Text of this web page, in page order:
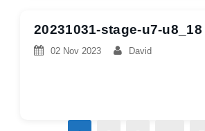
20231031-stage-u7-u8_18
02 Nov 2023 David